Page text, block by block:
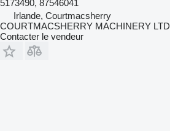
5173490, 87546041
Irlande, Courtmacsherry
COURTMACSHERRY MACHINERY LTD
Contacter le vendeur